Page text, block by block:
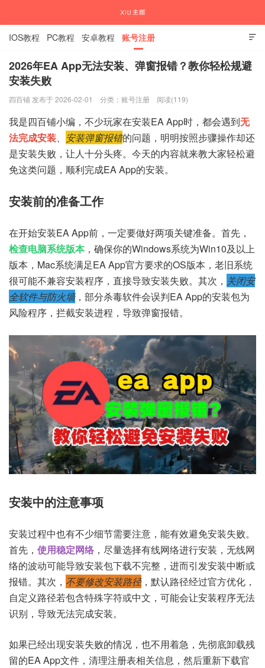
国内外APP下载注册教程

IOS教程 PC教程 安卓教程 账号注册
2026年EA App无法安装、弹窗报错？教你轻松规避
安装失败
四百铺 发布于 2026-02-01 分类： 账号注册 阅读(119)
我是四百铺小编，不少玩家在安装EA App时，都会遇到无
法完成安装、 安装弹窗报错的问题，明明按照步骤操作却还
是安装失败，让人十分头疼。今天的内容就来教大家轻松避
免这类问题，顺利完成EA App的安装。
安装前的准备工作
在开始安装EA App前，一定要做好两项关键准备。首先，
检查电脑系统版本，确保你的Windows系统为Win10及以上
版本，Mac系统满足EA App官方要求的OS版本，老旧系统
很可能不兼容安装程序，直接导致安装失败。其次， 关闭安
全软件与防火墙，部分杀毒软件会误判EA App的安装包为
风险程序，拦截安装进程，导致弹窗报错。
安装中的注意事项
安装过程中也有不少细节需要注意，能有效避免安装失败。
首先， 使用稳定网络，尽量选择有线网络进行安装，无线网
络的波动可能导致安装包下载不完整，进而引发安装中断或
报错。其次， 不要修改安装路径，默认路径经过官方优化，
自定义路径若包含特殊字符或中文，可能会让安装程序无法
识别，导致无法完成安装。
如果已经出现安装失败的情况，也不用着急，先彻底卸载残
留的EA App文件，清理注册表相关信息，然后重新下载官